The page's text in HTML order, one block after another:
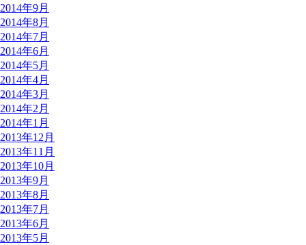
2014年9月
2014年8月
2014年7月
2014年6月
2014年5月
2014年4月
2014年3月
2014年2月
2014年1月
2013年12月
2013年11月
2013年10月
2013年9月
2013年8月
2013年7月
2013年6月
2013年5月